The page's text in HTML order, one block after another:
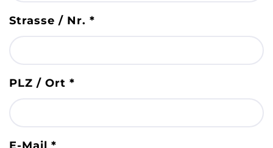
Strasse / Nr. *
PLZ / Ort *